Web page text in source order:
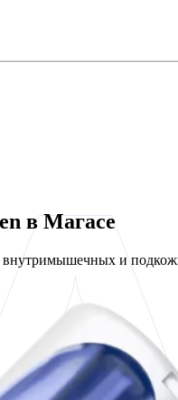
в Магасе
внутримышечных и